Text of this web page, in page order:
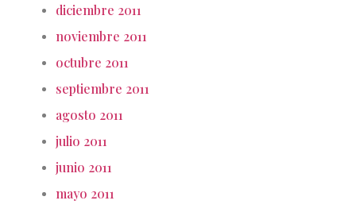
diciembre 2011
noviembre 2011
octubre 2011
septiembre 2011
agosto 2011
julio 2011
junio 2011
mayo 2011